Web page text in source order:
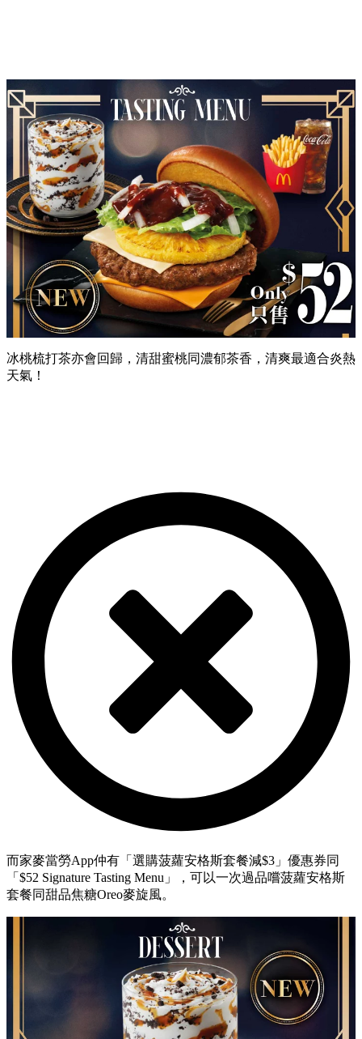
冰桃梳打茶亦會回歸，清甜蜜桃同濃郁茶香，清爽最適合炎熱
天氣！
而家麥當勞App仲有「選購菠蘿安格斯套餐減$3」優惠券同
「$52 Signature Tasting Menu」，可以一次過品嚐菠蘿安格斯
套餐同甜品焦糖Oreo麥旋風。